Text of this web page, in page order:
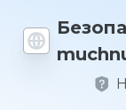
1 до 5?